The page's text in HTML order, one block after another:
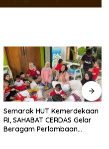
Semarak HUT Kemerdekaan
RI, SAHABAT CERDAS Gelar
Beragam Perlombaan